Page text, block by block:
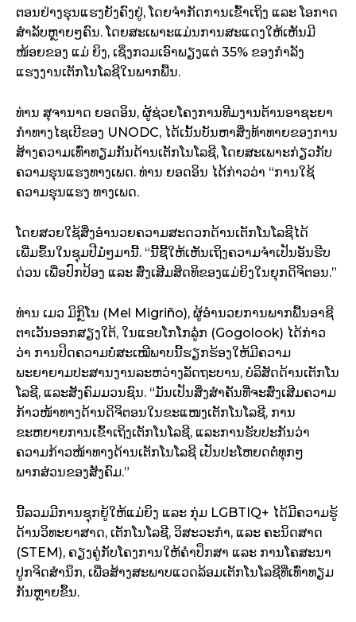
ຕອນຢ່າງຮຸນແຮງຍັງຄົງຢູ່, ໂດຍຈໍາກັດການເຂົ້າເຖິງ ແລະ ໂອກາດ
ສໍາລັບຫຼາຍໆຄົນ. ໂດຍສະເພາະແມ່ນການສະແດງໃຫ້ເຫັນມີ
ໜ້ອຍຂອງ ແມ່ ຍິງ, ເຊິ່ງກວມເອົາພຽງແຕ່ 35% ຂອງກໍາລັງ
ແຮງງານເຕັກໂນໂລຊີໃນພາກພື້ນ.
ທ່ານ ສຸຈານາດ ຍອດອິນ, ຜູ້ຊ່ວຍໂຄງການທີມງານຕ້ານອາຊະຍາ
ກໍາທາງໄຊເບີຂອງ UNODC, ໄດ້ເນັ້ນບັນຫາສິ່ງທ້າທາຍຂອງການ
ສ້າງຄວາມເທົ່າທຽມກັນດ້ານເຕັກໂນໂລຊີ, ໂດຍສະເພາະກ່ຽວກັບ
ຄວາມຮຸນແຮງທາງເພດ. ທ່ານ ຍອດອິນ ໄດ້ກ່າວວ່າ “ການໃຊ້
ຄວາມຮຸນແຮງ ທາງເພດ.
ໂດຍສວຍໃຊ້ສິ່ງອຳນວຍຄວາມສະດວກດ້ານເຕັກໂນໂລຊີໄດ້
ເພີ່ມຂຶ້ນໃນຊຸມປີມໍ່ໆມານີ້. “ນີ້ຊີ້ໃຫ້ເຫັນເຖິງຄວາມຈໍາເປັນອັນຮີບ
ດ່ວນ ເພື່ອປົກປ້ອງ ແລະ ສົ່ງເສີມສິດທິຂອງແມ່ຍິງໃນຍຸກດິຈິຕອນ.”
ທ່ານ ເມວ ມິກຼິໂນ (Mel Migriño), ຜູ້ອໍານວຍການພາກພື້ນອາຊີ
ຕາເວັນອອກສຽງໃຕ້, ໃນແອບໂກໂກລູ໋ກ (Gogolook) ໄດ້ກ່າວ
ວ່າ ການປິດຄວາມບໍ່ສະເໝີພາບນີ້ຮຽກຮ້ອງໃຫ້ມີຄວາມ
ພະຍາຍາມປະສານງານລະຫວ່າງລັດຖະບານ, ບໍລິສັດດ້ານເຕັກໂນ
ໂລຊີ, ແລະສັງຄົມມວນຊົນ. “ມັນເປັນສິ່ງສໍາຄັນທີ່ຈະສົ່ງເສີມຄວາມ
ກ້າວໜ້າທາງດ້ານດິຈິຕອນໃນຂະແໜງເຕັກໂນໂລຊີ, ການ
ຂະຫຍາຍການເຂົ້າເຖິງເຕັກໂນໂລຊີ, ແລະການຮັບປະກັນວ່າ
ຄວາມກ້າວໜ້າທາງດ້ານເຕັກໂນໂລຊີ ເປັນປະໂຫຍດຕໍ່ທຸກໆ
ພາກສ່ວນຂອງສັງຄົມ.”
ນີ້ລວມມີການຊຸກຍູ້ໃຫ້ແມ່ຍິງ ແລະ ກຸ່ມ LGBTIQ+ ໄດ້ມີຄວາມຮູ້
ດ້ານວິທະຍາສາດ, ເຕັກໂນໂລຊີ, ວິສະວະກໍາ, ແລະ ຄະນິດສາດ
(STEM), ຄຽງຄູ່ກັບໂຄງການໃຫ້ຄໍາປຶກສາ ແລະ ການໂຄສະນາ
ປູກຈິດສໍານຶກ, ເພື່ອສ້າງສະພາບແວດລ້ອມເຕັກໂນໂລຊີທີ່ເທົ່າທຽມ
ກັນຫຼາຍຂຶ້ນ.